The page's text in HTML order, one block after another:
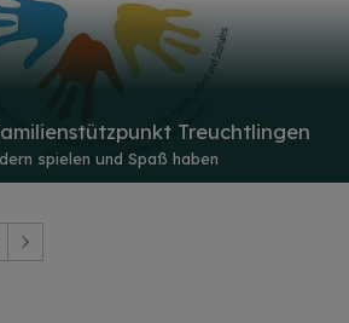
Treuchtlingen
spielen und Spaß haben